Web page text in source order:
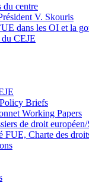
du centre
V. Skouris
dans les OI et la
CEJE
Briefs
Working Papers
de droit
FUE, Charte des